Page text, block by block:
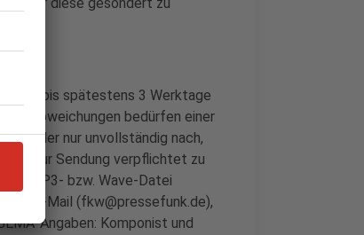
bis spätestens 3 Werktage
Abweichungen bedürfen einer
oder nur unvollständig nach,
zur Sendung verpflichtet zu
MP3- bzw. Wave-Datei
per E-Mail (fkw@pressefunk.de),
Angaben: Komponist und